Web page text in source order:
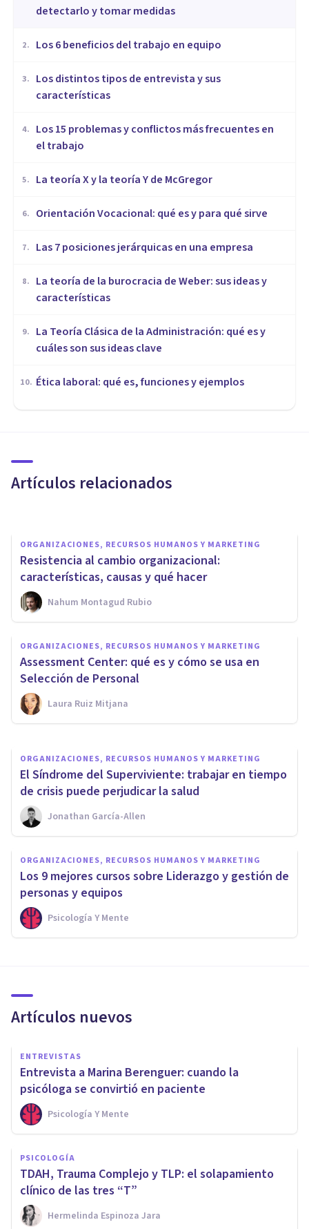
detectarlo y tomar medidas
2. ​Los 6 beneficios del trabajo en equipo
3.
​Los distintos tipos de entrevista y sus
características
4.
​Los 15 problemas y conflictos más frecuentes en
el trabajo
5. La teoría X y la teoría Y de McGregor
6. Orientación Vocacional: qué es y para qué sirve
7. Las 7 posiciones jerárquicas en una empresa
8.
La teoría de la burocracia de Weber: sus ideas y
características
9.
La Teoría Clásica de la Administración: qué es y
cuáles son sus ideas clave
10. Ética laboral: qué es, funciones y ejemplos
Artículos relacionados
Recursos Humanos en Málaga
ORGANIZACIONES, RECURSOS HUMANOS Y MARKETING
Resistencia al cambio organizacional:
características, causas y qué hacer
Nahum Montagud Rubio
ORGANIZACIONES, RECURSOS HUMANOS Y MARKETING
Assessment Center: qué es y cómo se usa en
Selección de Personal
Laura Ruiz Mitjana
Las 11 claves psicológicas del
trabajo en equipo
Escuela Europea De Coaching
ORGANIZACIONES, RECURSOS HUMANOS Y MARKETING
El Síndrome del Superviviente: trabajar en tiempo
de crisis puede perjudicar la salud
Jonathan García-Allen
ORGANIZACIONES, RECURSOS HUMANOS Y MARKETING
Los 9 mejores cursos sobre Liderazgo y gestión de
personas y equipos
Psicología Y Mente
Artículos nuevos
ENTREVISTAS
Entrevista a Marina Berenguer: cuando la
psicóloga se convirtió en paciente
Psicología Y Mente
PSICOLOGÍA
TDAH, Trauma Complejo y TLP: el solapamiento
clínico de las tres “T”
Hermelinda Espinoza Jara